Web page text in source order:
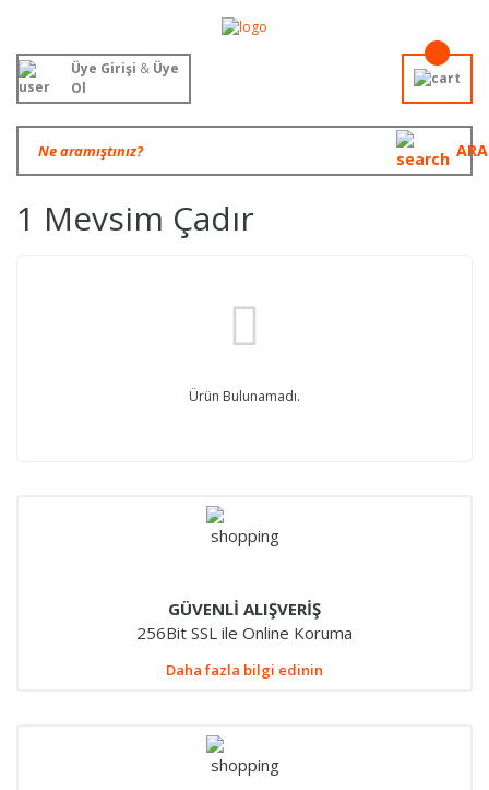
ARA
Üye Girişi &Üye
Ol
1 Mevsim Çadır
Ürün Bulunamadı.
GÜVENLİ ALIŞVERİŞ
256Bit SSL ile Online Koruma
Daha fazla bilgi edinin